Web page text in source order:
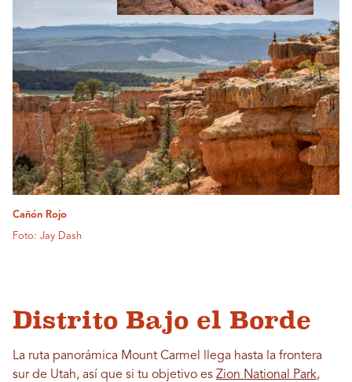
Cañón Rojo
Foto: Jay Dash
Distrito Bajo el Borde
La ruta panorámica Mount Carmel llega hasta la frontera
sur de Utah, así que si tu objetivo es Zion National Park,